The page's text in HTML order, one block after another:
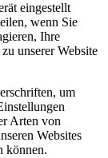
eingestellt
wenn Sie
Ihre
unserer Website
um
Arten von
Websites
können.